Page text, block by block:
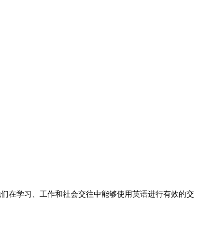
在学习、工作和社会交往中能够使用英语进行有效的交